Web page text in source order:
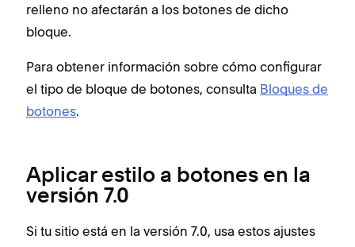
relleno no afectarán a los botones de dicho
bloque.
Para obtener información sobre cómo configurar
el tipo de bloque de botones, consulta Bloques de
botones.
Aplicar estilo a botones en la
versión 7.0
Si tu sitio está en la versión 7.0, usa estos ajustes